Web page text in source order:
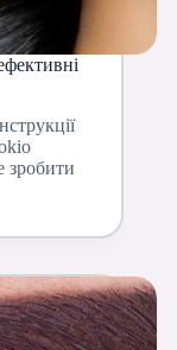
зробити